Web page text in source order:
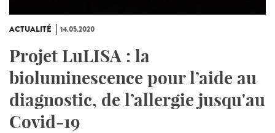
ACTUALITÉ 14.05.2020
Projet LuLISA : la
bioluminescence pour l’aide au
diagnostic, de l’allergie jusqu'au
Covid-19